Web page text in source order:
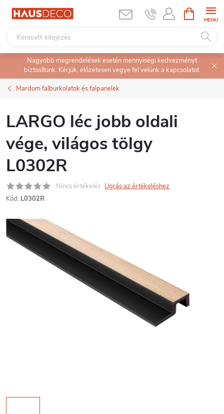
Ugrás
tartalomhoz
KOSÁR
Nagyobb megrendelések esetén mennyiségi kedvezményt
biztosítunk. Kérjük, előzetesen vegye fel velünk a kapcsolatot.
Mardom falburkolatok és falpanelek
LARGO léc jobb oldali
vége, világos tölgy
L0302R
Nincs értékelés Ugrás az értékeléshez
Kód: L0302R